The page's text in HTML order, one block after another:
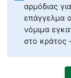
αρμόδιας
επάγγελμα
νόμιμα
στο κράτος